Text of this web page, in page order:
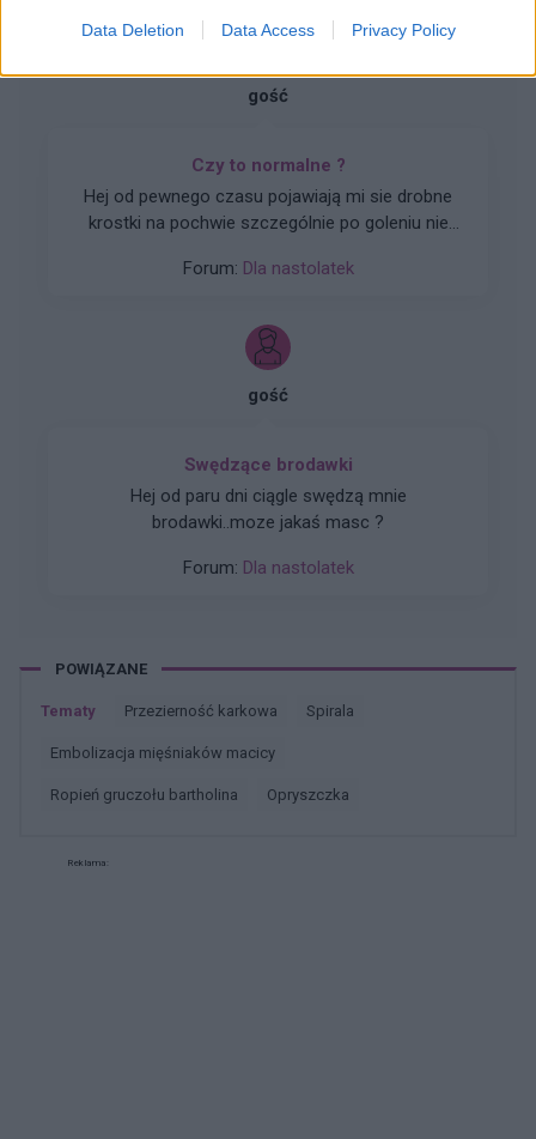
Data Deletion Data Access Privacy Policy
gość
Czy to normalne ?
Hej od pewnego czasu pojawiają mi sie drobne
krostki na pochwie szczególnie po goleniu nie
Forum: Dla nastolatek
gość
Swędzące brodawki
Hej od paru dni ciągle swędzą mnie
brodawki..moze jakaś masc ?
Forum: Dla nastolatek
POWIĄZANE
Tematy przezierność karkowa spirala
embolizacja mięśniaków macicy
ropień gruczołu bartholina opryszczka
Reklama: